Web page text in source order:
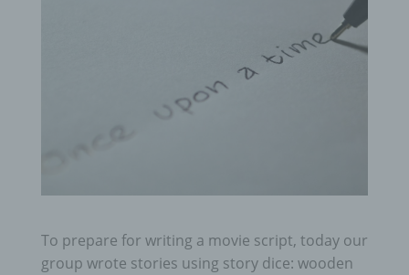
To prepare for writing a movie script, today our
group wrote stories using story dice: wooden